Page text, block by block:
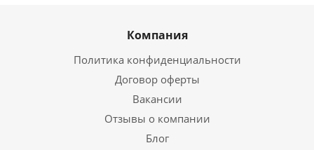
Компания
Политика конфиденциальности
Договор оферты
Вакансии
Отзывы о компании
Блог